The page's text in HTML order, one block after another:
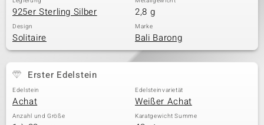
925er Sterling Silber 2,8 g
Design
Solitaire
Marke
Bali Barong
Erster Edelstein
Edelstein
Achat
Edelsteinvarietät
Weißer Achat
Anzahl und Größe Karatgewicht Summe